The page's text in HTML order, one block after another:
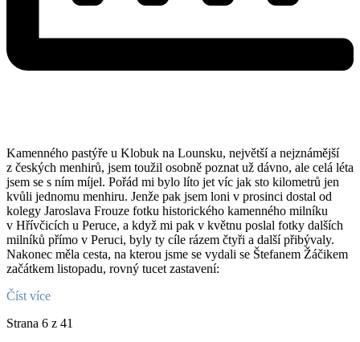
Kamenného pastýře u Klobuk na Lounsku, největší a nejznámější
z českých menhirů, jsem toužil osobně poznat už dávno, ale celá léta
jsem se s ním míjel. Pořád mi bylo líto jet víc jak sto kilometrů jen
kvůli jednomu menhiru. Jenže pak jsem loni v prosinci dostal od
kolegy Jaroslava Frouze fotku historického kamenného milníku
v Hřívčicích u Peruce, a když mi pak v květnu poslal fotky dalších
milníků přímo v Peruci, byly ty cíle rázem čtyři a další přibývaly.
Nakonec měla cesta, na kterou jsme se vydali se Štefanem Žáčikem
začátkem listopadu, rovný tucet zastavení:
Číst více
Strana 6 z 41